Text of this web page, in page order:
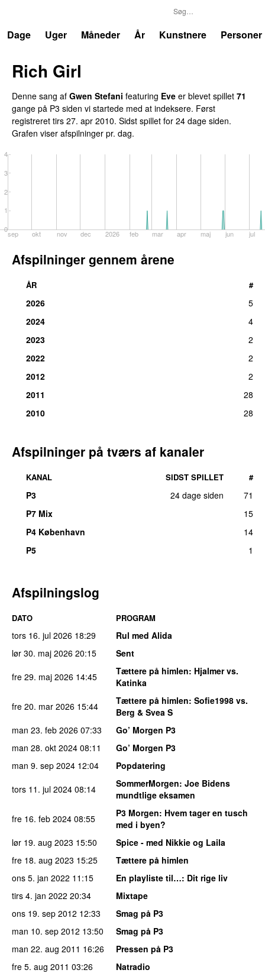
Dage
Uger Måneder År Kunstnere Personer
Rich Girl
Denne sang af Gwen Stefani featuring Eve er blevet spillet 71
gange på P3 siden vi startede med at indeksere. Først
registreret tirs 27. apr 2010. Sidst spillet for 24 dage siden.
Grafen viser afspilninger pr. dag.
sep okt nov dec 2026 feb mar apr maj jun jul
0
1
2
3
4
Afspilninger gennem årene
ÅR #
2026
5
2024
4
2023
2
2022
2
2012
2
2011
28
2010
28
Afspilninger på tværs af kanaler
KANAL SIDST SPILLET #
P3 24 dage siden
71
P7 Mix
15
P4 København
14
P5
1
Afspilningslog
DATO PROGRAM
tors 16. jul 2026 18:29
Rul med Alida
lør 30. maj 2026 20:15
Sent
fre 29. maj 2026 14:45 Tættere på himlen: Hjalmer vs.
Katinka
fre 20. mar 2026 15:44 Tættere på himlen: Sofie1998 vs.
Berg & Svea S
man 23. feb 2026 07:33
Go’ Morgen P3
man 28. okt 2024 08:11
Go’ Morgen P3
man 9. sep 2024 12:04
Popdatering
tors 11. jul 2024 08:14 SommerMorgen: Joe Bidens
mundtlige eksamen
fre 16. feb 2024 08:55 P3 Morgen: Hvem tager en tusch
med i byen?
lør 19. aug 2023 15:50
Spice - med Nikkie og Laila
fre 18. aug 2023 15:25
Tættere på himlen
ons 5. jan 2022 11:15 En playliste til…: Dit rige liv
tirs 4. jan 2022 20:34
Mixtape
ons 19. sep 2012 12:33
Smag på P3
man 10. sep 2012 13:50
Smag på P3
man 22. aug 2011 16:26
Pressen på P3
fre 5. aug 2011 03:26
Natradio